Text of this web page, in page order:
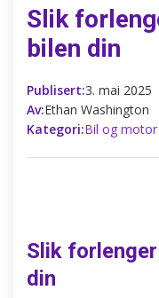
Slik
bilen din
Publisert:3. mai 2025
Av:Ethan Washington
Kategori:Bil og motor
Slik
din